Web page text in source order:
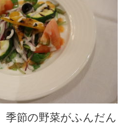
季節の野菜がふんだん